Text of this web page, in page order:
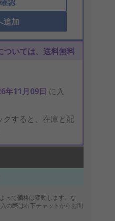
追加
ついては、送料無料
年11月09日 に入
クすると、在庫と配
って価格は変動します。な
の際は右下チャットからお問